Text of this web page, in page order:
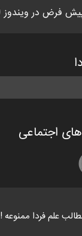
فرض در ویندوز 10
اجتماعی
علم فردا ممنوعه !